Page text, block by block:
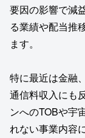
要因の影響で減
る業績や配当推
ます。
特に最近は金融
通信料収入にも
ンへのTOBや宇
れない事業内容